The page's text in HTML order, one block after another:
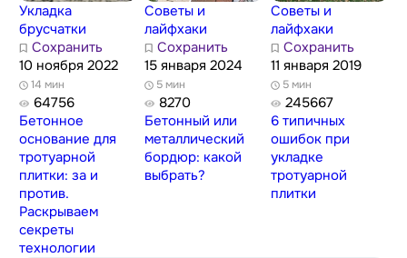
Укладка
брусчатки
Сохранить
10 ноября 2022
14 мин
64756
Бетонное
основание для
тротуарной
плитки: за и
против.
Раскрываем
секреты
технологии
Советы и
лайфхаки
Сохранить
15 января 2024
5 мин
8270
Бетонный или
металлический
бордюр: какой
выбрать?
Советы и
лайфхаки
Сохранить
11 января 2019
5 мин
245667
6 типичных
ошибок при
укладке
тротуарной
плитки